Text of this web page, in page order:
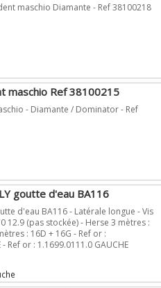
maschio Diamante - Ref 38100218
maschio Ref 38100215
- Diamante / Dominator - Ref
goutte d'eau BA116
d'eau BA116 - Latérale longue - Vis
12.9 (pas stockée) - Herse 3 mètres :
: 16D + 16G - Ref or :
Ref or : 1.1699.0111.0 GAUCHE